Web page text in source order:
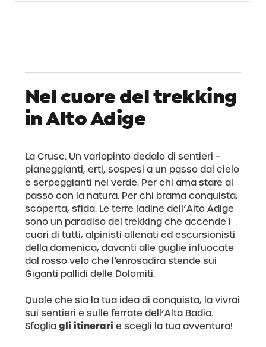
Nel cuore del trekking
in Alto Adige
La Crusc. Un variopinto dedalo di sentieri –
pianeggianti, erti, sospesi a un passo dal cielo
e serpeggianti nel verde. Per chi ama stare al
passo con la natura. Per chi brama conquista,
scoperta, sfida. Le terre ladine dell’Alto Adige
sono un paradiso del trekking che accende i
cuori di tutti, alpinisti allenati ed escursionisti
della domenica, davanti alle guglie infuocate
dal rosso velo che l’enrosadira stende sui
Giganti pallidi delle Dolomiti.
Quale che sia la tua idea di conquista, la vivrai
sui sentieri e sulle ferrate dell’Alta Badia.
Sfoglia gli itinerari e scegli la tua avventura!